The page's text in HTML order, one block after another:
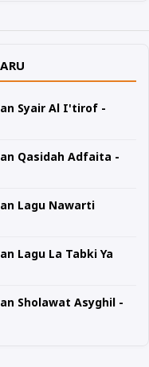
Syair Al I'tirof -
Qasidah Adfaita -
Lagu Nawarti
Lagu La Tabki Ya
Sholawat Asyghil -